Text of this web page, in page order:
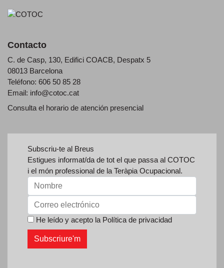
Contacto
C. de Casp, 130, Edifici COACB, Despatx 5
08013 Barcelona
Teléfono: 606 50 85 28
Email: info@cotoc.cat
Consulta el horario de atención presencial
Subscriu-te al Breus
Estigues informat/da de tot el que passa al COTOC
i el món professional de la Teràpia Ocupacional.
He leído y acepto la Política de privacidad